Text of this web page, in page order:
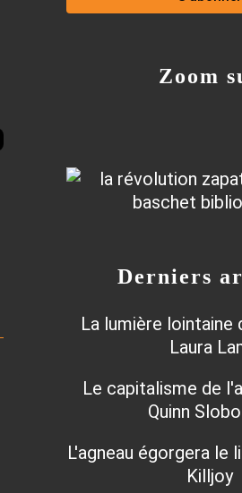
Derniers
La lumière lointaine
Laura
Le capitalisme de
Quinn
L'agneau égorgera le
Killjoy
Zoom